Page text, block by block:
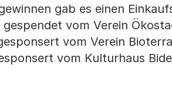
gab es einen
vom Verein
vom Verein
vom Kulturhaus